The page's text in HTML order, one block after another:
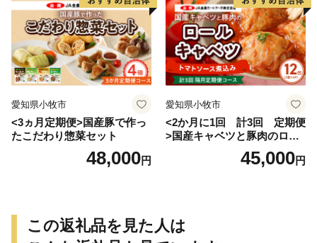
愛知県小牧市
<3ヵ月定期便>国産豚で作っ
たこだわり惣菜セット
48,000円
愛知県小牧市
<2か月に1回 計3回 定期便
>国産キャベツと豚肉のロー
ルキャベツ（6P入り）
45,000円
この返礼品を見た人は